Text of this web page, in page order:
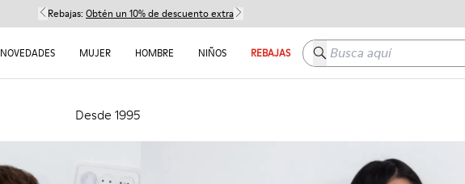
Rebajas: Obtén un 10% de descuento extra
NOVEDADES MUJER HOMBRE NIÑOS REBAJAS Busca aquí
Desde 1995